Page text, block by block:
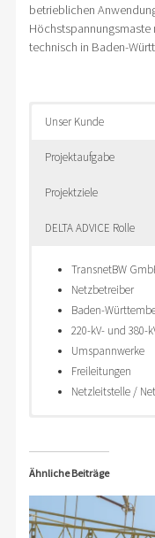
betrieblichen
technisch in Baden-
Unser Kunde
Projektaufgabe
Projektziele
DELTA ADVICE Rolle
TransnetBW
Netzbetreiber
Baden-
220-kV- und 380-
Umspannwerke
Freileitungen
Netzleitstelle /
Ergebnis in der
Multicopter Einsatz
ADVICE
Ähnliche Beiträge